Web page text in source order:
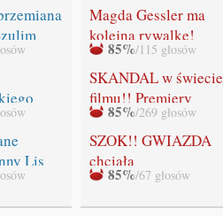
Lis
Leonardo da Vinci z
rąk rosyjskiego
przemytnika!
Magda Gessler ma
kolejną rywalkę!
85%/115 głosów
SKANDAL w świecie
filmu!! Premiery
ostatniej części
"Zmierzchu" NIE
BĘDZIE!!!
85%/269 głosów
SZOK!! GWIAZDA
chciała
WYSTRZELAĆ
swoich fanów!!!
85%/67 głosów